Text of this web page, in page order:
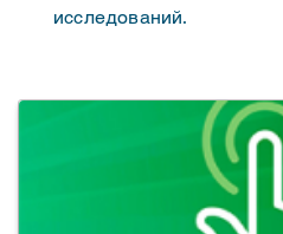
исследований.